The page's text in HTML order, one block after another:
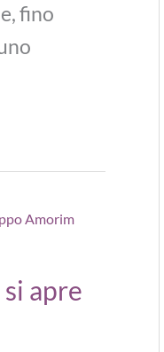
fino
apre